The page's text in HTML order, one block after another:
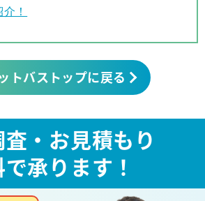
！
トバストップに戻る
・お見積もり
承ります！